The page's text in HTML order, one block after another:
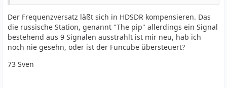
Der Frequenzversatz läßt sich in HDSDR kompensieren. Das
die russische Station, genannt "The pip" allerdings ein Signal
bestehend aus 9 Signalen ausstrahlt ist mir neu, hab ich
noch nie gesehn, oder ist der Funcube übersteuert?
73 Sven